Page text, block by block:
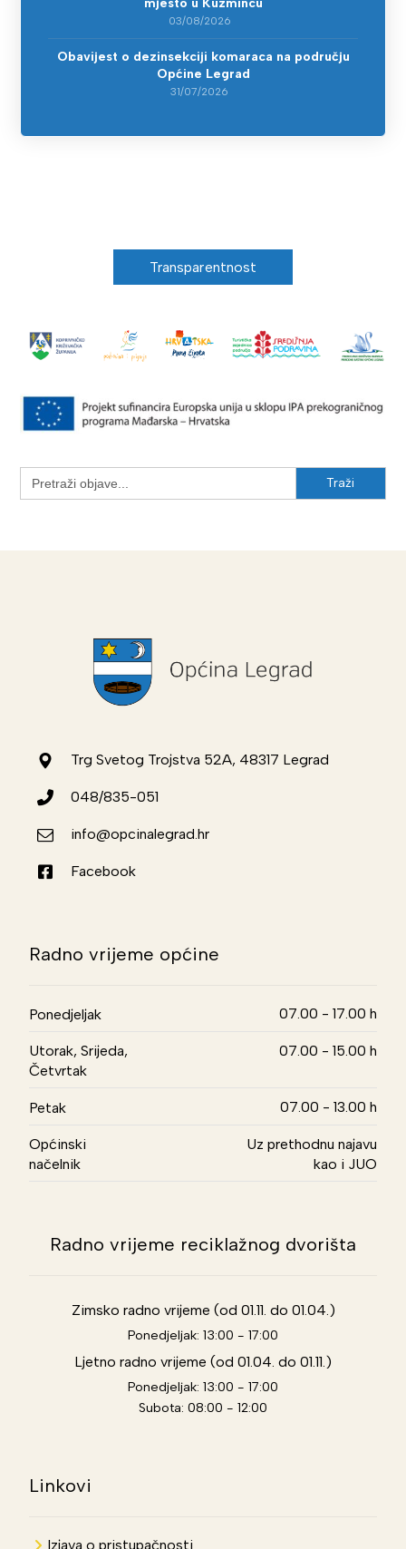
03/08/2026
Obavijest o dezinsekciji komaraca na području
Općine Legrad
31/07/2026
Transparentnost
Search
for:
Trg Svetog Trojstva 52A, 48317 Legrad
048/835-051
info@opcinalegrad.hr
Facebook
Radno vrijeme općine
Ponedjeljak 07.00 - 17.00 h
Utorak, Srijeda,
Četvrtak
07.00 - 15.00 h
Petak 07.00 - 13.00 h
Općinski
načelnik
Uz prethodnu najavu
kao i JUO
Radno vrijeme reciklažnog dvorišta
Zimsko radno vrijeme (od 01.11. do 01.04.)
Ponedjeljak: 13:00 - 17:00
Ljetno radno vrijeme (od 01.04. do 01.11.)
Ponedjeljak: 13:00 - 17:00
Subota: 08:00 - 12:00
Linkovi
Izjava o pristupačnosti